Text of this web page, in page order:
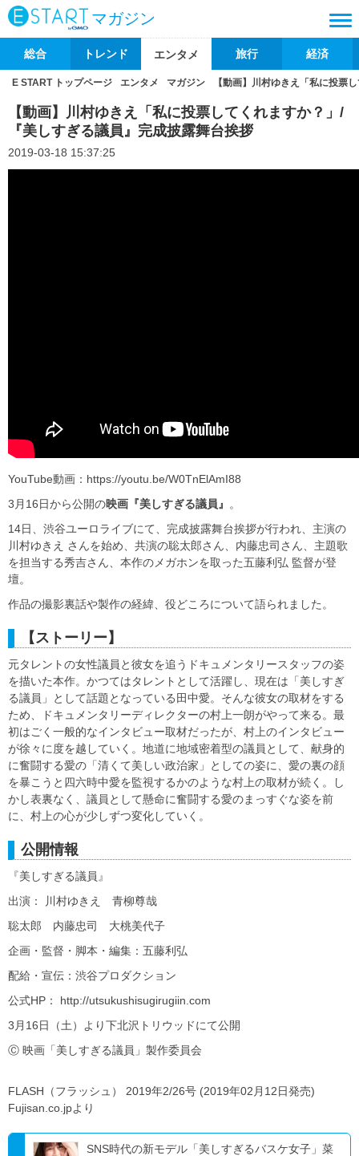
マガジン
総合 トレンド エンタメ 旅行 経済
E START トップページ エンタメ マガジン 【動画】川村ゆきえ「私に投票
【動画】川村ゆきえ「私に投票してくれますか？」/
『美しすぎる議員』完成披露舞台挨拶
2019-03-18 15:37:25
YouTube動画：https://youtu.be/W0TnElAmI88
3月16日から公開の映画『美しすぎる議員』
。
14日、渋谷ユーロライブにて、完成披露舞台挨拶が行われ、主演の
川村ゆきえ さんを始め、共演の聡太郎さん、内藤忠司さん、主題歌
を担当する秀吉さん、本作のメガホンを取った五藤利弘 監督が登
壇。
作品の撮影裏話や製作の経緯、役どころについて語られました。
【ストーリー】
元タレントの女性議員と彼女を追うドキュメンタリースタッフの姿
を描いた本作。かつてはタレントとして活躍し、現在は「美しすぎ
る議員」として話題となっている田中愛。そんな彼女の取材をする
ため、ドキュメンタリーディレクターの村上一朗がやって来る。最
初はごく一般的なインタビュー取材だったが、村上のインタビュー
が徐々に度を越していく。地道に地域密着型の議員として、献身的
に奮闘する愛の「清くて美しい政治家」としての姿に、愛の裏の顔
を暴こうと四六時中愛を監視するかのような村上の取材が続く。し
かし表裏なく、議員として懸命に奮闘する愛のまっすぐな姿を前
に、村上の心が少しずつ変化していく。
公開情報
『美しすぎる議員』
出演： 川村ゆきえ 青柳尊哉
聡太郎 内藤忠司 大桃美代子
企画・監督・脚本・編集：五藤利弘
配給・宣伝：渋谷プロダクション
公式HP： http://utsukushisugirugiin.com
3月16日（土）より下北沢トリウッドにて公開
Ⓒ 映画「美しすぎる議員」製作委員会
FLASH（フラッシュ） 2019年2/26号 (2019年02月12日発売)
Fujisan.co.jpより
SNS時代の新モデル「美しすぎるバスケ女子」菜